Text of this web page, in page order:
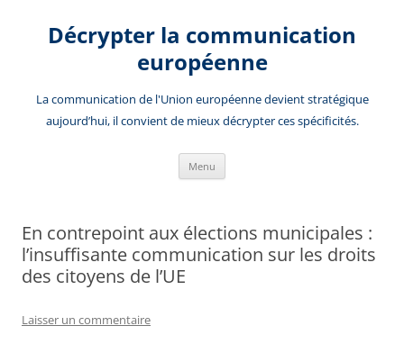
contenuDécrypter la communication
européenne
La communication de l'Union européenne devient stratégique
aujourd’hui, il convient de mieux décrypter ces spécificités.
Menu
En contrepoint aux élections municipales :
l’insuffisante communication sur les droits
des citoyens de l’UE
Laisser un commentaire